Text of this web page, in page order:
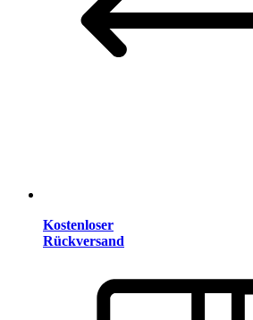
Kostenloser
Rückversand